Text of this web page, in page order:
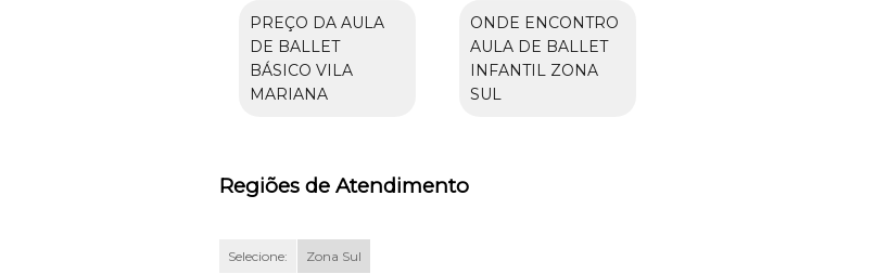
PREÇO DA AULA
DE BALLET
BÁSICO VILA
MARIANA
ONDE ENCONTRO
AULA DE BALLET
INFANTIL ZONA
SUL
Regiões de Atendimento
Selecione: Zona Sul